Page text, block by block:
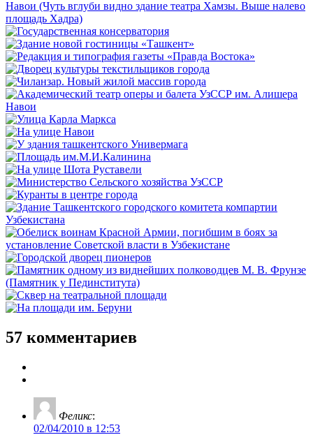
57 комментариев
Феликс:
02/04/2010 в 12:53